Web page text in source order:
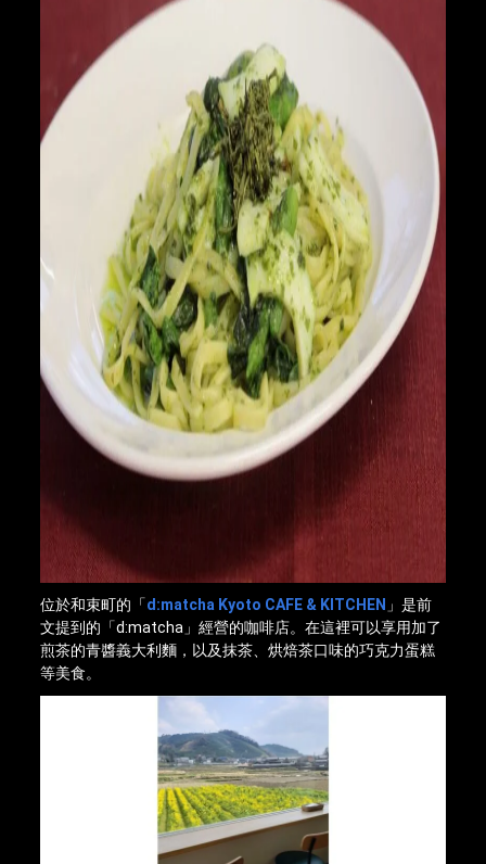
位於和束町的「d:matcha Kyoto CAFE & KITCHEN 」是前
文提到的「d:matcha」經營的咖啡店。在這裡可以享用加了
煎茶的青醬義大利麵，以及抹茶、烘焙茶口味的巧克力蛋糕
等美食。